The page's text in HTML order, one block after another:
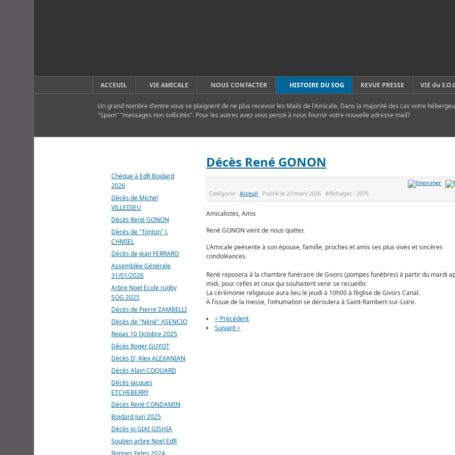
ACCEUIL VIE AMICALE NOUS CONTACTER HISTOIRE DU SOG REVUE PRESSE VIE du
Un grand nombre d'entre vous se plaignent de ne plus recevoir les Mails de l'Amicale. Dans la majorité des cas votre
"Spam" "messages non sollicités". Pour les autres avez vous pensé à nous fournir votre nouvelle adresse mail?
Décès René GONON
Catégorie :Acceuil Publié le23 mars 2026 Affichages :2076
Amicalistes, Amis
René GONON vient de nous quitter.
L'Amicale peésente à son épouse, famille, proches et amis ses plus vives et sincères
condoléances.
René reposera à la chambre funéraire de Givors (pompes funèbres) à partir du mardi
midi, pour celles et ceux qui souhaitent venir se recueillir.
La cérémonie religieuse aura lieu le jeudi à 10h00 à l’église de Givors Canal.
À l’issue de la messe, l’inhumation se déroulera à Saint-Rambert-sur-Loire.
< Précédent
Suivant >
Chèque à EdR Boidard
2026
Décès de Michel
VILLEDIEU
Décès René GONON
Décès de "Tonton" J.
CHMIEL
Décès de Jean FERRARO
Assemblée Générale
31/01/2026
Arbre Noel Ecole rugby
SOG 2025
Décès de Pierre ZAMBELLI
Décès de "Néné" ASENCIO
Repas 10 Octobre 2025
Décès Roger GUYOT
Décès D' Alex ALEXANIAN
Décès Alain COQUARD
Décès Jacques
ETCHEBERRY
Décès René CONDAMIN
Boidard Juin 2025
Décès Jo GIAI GISHIA
Soutien arbre Noel EdR
Bonnes Fetes 2024